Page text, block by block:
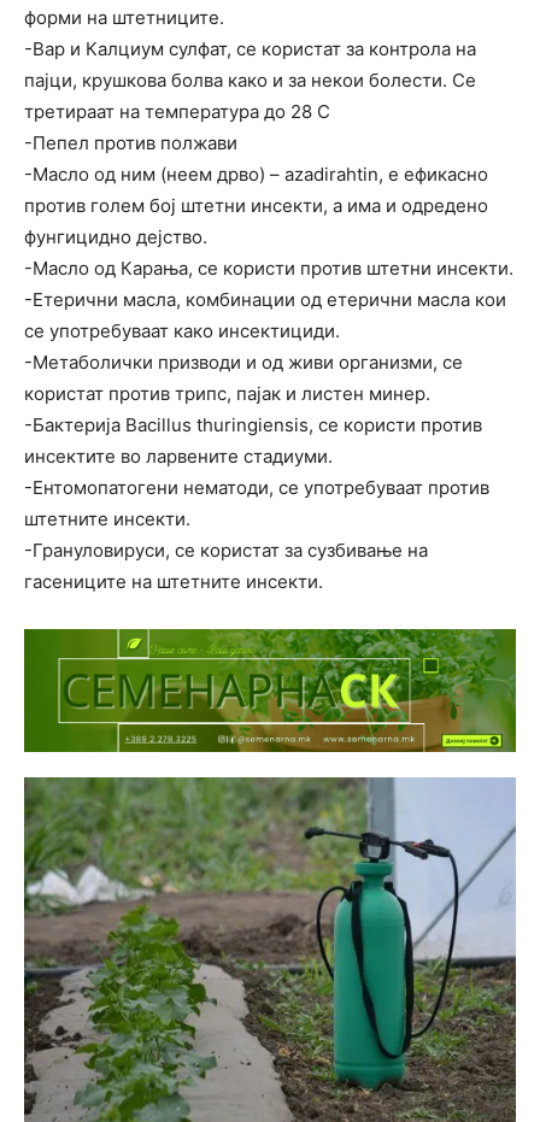
форми на штетниците.
-Вар и Калциум сулфат, се користат за контрола на
пајци, крушкова болва како и за некои болести. Се
третираат на температура до 28 С
-Пепел против полжави
-Масло од ним (неем дрво) – azadirahtin, е ефикасно
против голем бој штетни инсекти, а има и одредено
фунгицидно дејство.
-Масло од Карања, се користи против штетни инсекти.
-Етерични масла, комбинации од етерични масла кои
се употребуваат како инсектициди.
-Метаболички призводи и од живи организми, се
користат против трипс, пајак и листен минер.
-Бактерија Bacillus thuringiensis, се користи против
инсектите во ларвените стадиуми.
-Ентомопатогени нематоди, се употребуваат против
штетните инсекти.
-Грануловируси, се користат за сузбивање на
гасениците на штетните инсекти.